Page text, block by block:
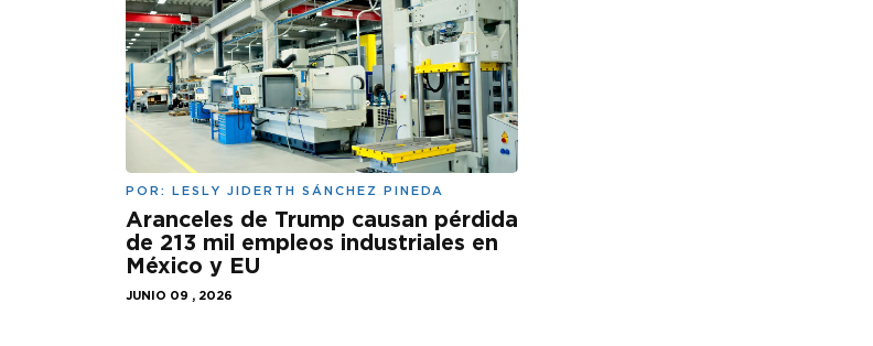
POR: LESLY JIDERTH SÁNCHEZ PINEDA
Aranceles de Trump causan pérdida
de 213 mil empleos industriales en
México y EU
JUNIO 09 , 2026